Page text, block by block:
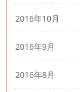
2016年10月
2016年9月
2016年8月